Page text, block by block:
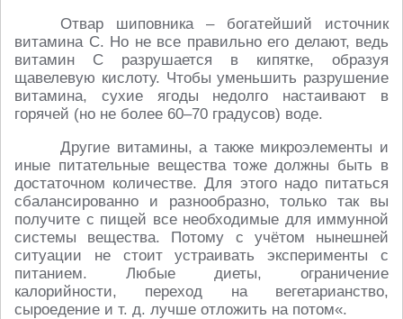
Отвар шиповника – богатейший источник
витамина C. Но не все правильно его делают, ведь
витамин C разрушается в кипятке, образуя
щавелевую кислоту. Чтобы уменьшить разрушение
витамина, сухие ягоды недолго настаивают в
горячей (но не более 60–70 градусов) воде.
Другие витамины, а также микроэлементы и
иные питательные вещества тоже должны быть в
достаточном количестве. Для этого надо питаться
сбалансированно и разнообразно, только так вы
получите с пищей все необходимые для иммунной
системы вещества. Потому с учётом нынешней
ситуации не стоит устраивать эксперименты с
питанием. Любые диеты, ограничение
калорийности, переход на вегетарианство,
сыроедение и т. д. лучше отложить на потом«.